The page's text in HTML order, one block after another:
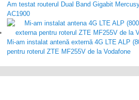
Am testat routerul Dual Band Gigabit
AC1900
Mi-am instalat antenă externă 4G LTE ALP
pentru roterul ZTE MF255V de la Vodafone